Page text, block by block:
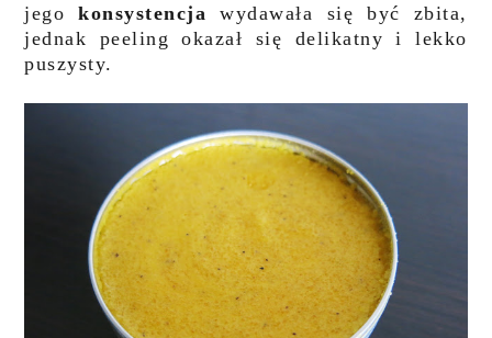
jegokonsystencja
wydawała się być zbita,
jednak peeling okazał się delikatny i lekko
puszysty.